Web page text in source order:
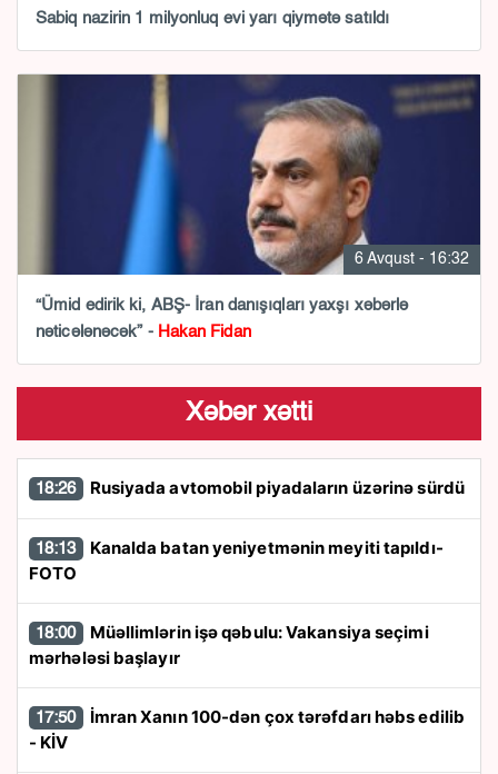
Sabiq nazirin 1 milyonluq evi yarı qiymətə satıldı
6 Avqust - 16:32
“Ümid edirik ki, ABŞ- İran danışıqları yaxşı xəbərlə
nəticələnəcək” - Hakan Fidan
Xəbər xətti
18:26 Rusiyada avtomobil piyadaların üzərinə sürdü
18:13
FOTO
18:00
mərhələsi başlayır
17:50
- KİV